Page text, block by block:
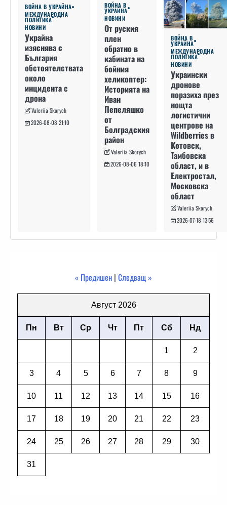
ВОЙНА В УКРАЙНА
МЕЖДУНАРОДНА
ПОЛИТИКА
НОВИНИ
Украйна
изяснява с
България
обстоятелствата
около
инцидента с
дрона
Valeriia Skorych
2026-08-08 21:10
ВОЙНА В
УКРАЙНА
НОВИНИ
От руския
плен
обратно в
кабината на
бойния
хеликоптер:
Историята на
Иван
Пепеляшко
от
Болградския
район
Valeriia Skorych
2026-08-06 18:10
ВОЙНА В
УКРАЙНА
МЕЖДУНАРОДНА
ПОЛИТИКА
НОВИНИ
Украински
дронове
поразиха през
нощта
логистични
центрове на
Wildberries в
Котовск,
Тамбовска
област, и в
Електростал,
Московска
област
Valeriia Skorych
2026-07-18 13:56
« Предишен | Следващ »
Август 2026
Пн Вт Ср Чт Пт Сб Нд
1 2
3 4 5 6 7 8 9
10 11 12 13 14 15 16
17 18 19 20 21 22 23
24 25 26 27 28 29 30
31